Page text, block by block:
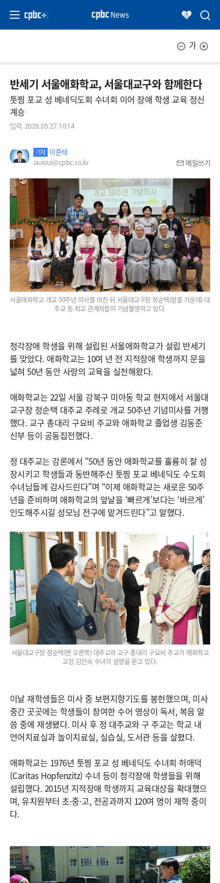
가
반세기 서울애화학교, 서울대교구와 함께한다
툿찡 포교 성 베네딕도회 수녀회 이어 장애 학생 교육 정신
계승
입력 2026.05.27.10:14
기자 이준태
ouioui@cpbc.co.kr
메일쓰기
서울애화학교 개교 50주년 미사를 마친 뒤 서울대교구장 정순택(앞줄 가운데) 대
주교 등 학교 관계자들이 기념촬영하고 있다.
청각장애 학생을 위해 설립된 서울애화학교가 설립 반세기
를 맞았다. 애화학교는 10여 년 전 지적장애 학생까지 문을
넓혀 50년 동안 사랑의 교육을 실천해왔다.
애화학교는 22일 서울 강북구 미아동 학교 현지에서 서울대
교구장 정순택 대주교 주례로 개교 50주년 기념미사를 거행
했다. 교구 총대리 구요비 주교와 애화학교 졸업생 김동준
신부 등이 공동집전했다.
정 대주교는 강론에서 “50년 동안 애화학교를 훌륭히 잘 성
장시키고 학생들과 동반해주신 툿찡 포교 베네딕도 수도회
수녀님들께 감사드린다”며 “이제 애화학교는 새로운 50주
년을 준비하며 애화학교의 앞날을 ‘빠르게’보다는 ‘바르게’
인도해주시길 성모님 전구에 맡겨드린다”고 말했다.
서울대교구장 정순택(맨 오른쪽) 대주교와 교구 총대리 구요비 주교가 애화학교
교장 김인숙 수녀의 설명을 듣고 있다.
이날 재학생들은 미사 중 보편지향기도를 봉헌했으며, 미사
중간 곳곳에는 학생들이 참여한 수어 영상이 독서, 복음 말
씀 중에 재생됐다. 미사 후 정 대주교와 구 주교는 학교 내
언어치료실과 놀이치료실, 실습실, 도서관 등을 살폈다.
애화학교는 1976년 툿찡 포교 성 베네딕도 수녀회 허애덕
(Caritas Hopfenzitz) 수녀 등이 청각장애 학생들을 위해
설립했다. 2015년 지적장애 학생까지 교육대상을 확대했으
며, 유치원부터 초·중·고, 전공과까지 120여 명이 재학 중이
다.